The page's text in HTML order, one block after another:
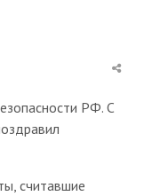
Share
РФ. С
считавшие